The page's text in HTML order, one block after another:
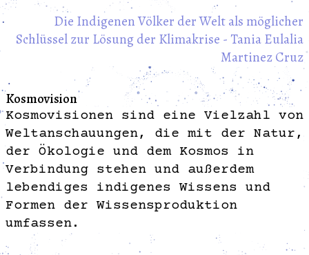
Die Indigenen Völker der Welt als möglicher
Schlüssel zur Lösung der Klimakrise - Tania Eulalia
Martinez Cruz
Kosmovision
Kosmovisionen sind eine Vielzahl von
Weltanschauungen, die mit der Natur,
der Ökologie und dem Kosmos in
Verbindung stehen und außerdem
lebendiges indigenes Wissens und
Formen der Wissensproduktion
umfassen.